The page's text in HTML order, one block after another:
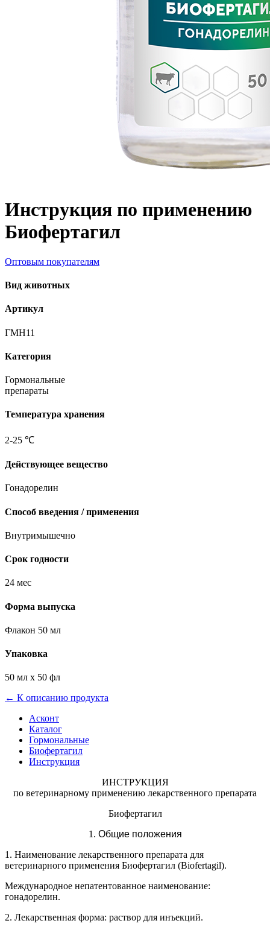
Инструкция по применению
Биофертагил
Оптовым покупателям
Вид животных
Артикул
ГМН11
Категория
Гормональные
препараты
Температура хранения
2-25 ℃
Действующее вещество
Гонадорелин
Способ введения / применения
Внутримышечно
Срок годности
24 мес
Форма выпуска
Флакон 50 мл
Упаковка
50 мл х 50 фл
← К описанию продукта
Асконт
Каталог
Гормональные
Биофертагил
Инструкция
ИНСТРУКЦИЯ
по ветеринарному применению лекарственного препарата
Биофертагил
1. Общие положения
1. Наименование лекарственного препарата для
ветеринарного применения Биофертагил (Biofertagil).
Международное непатентованное наименование:
гонадорелин.
2. Лекарственная форма: раствор для инъекций.